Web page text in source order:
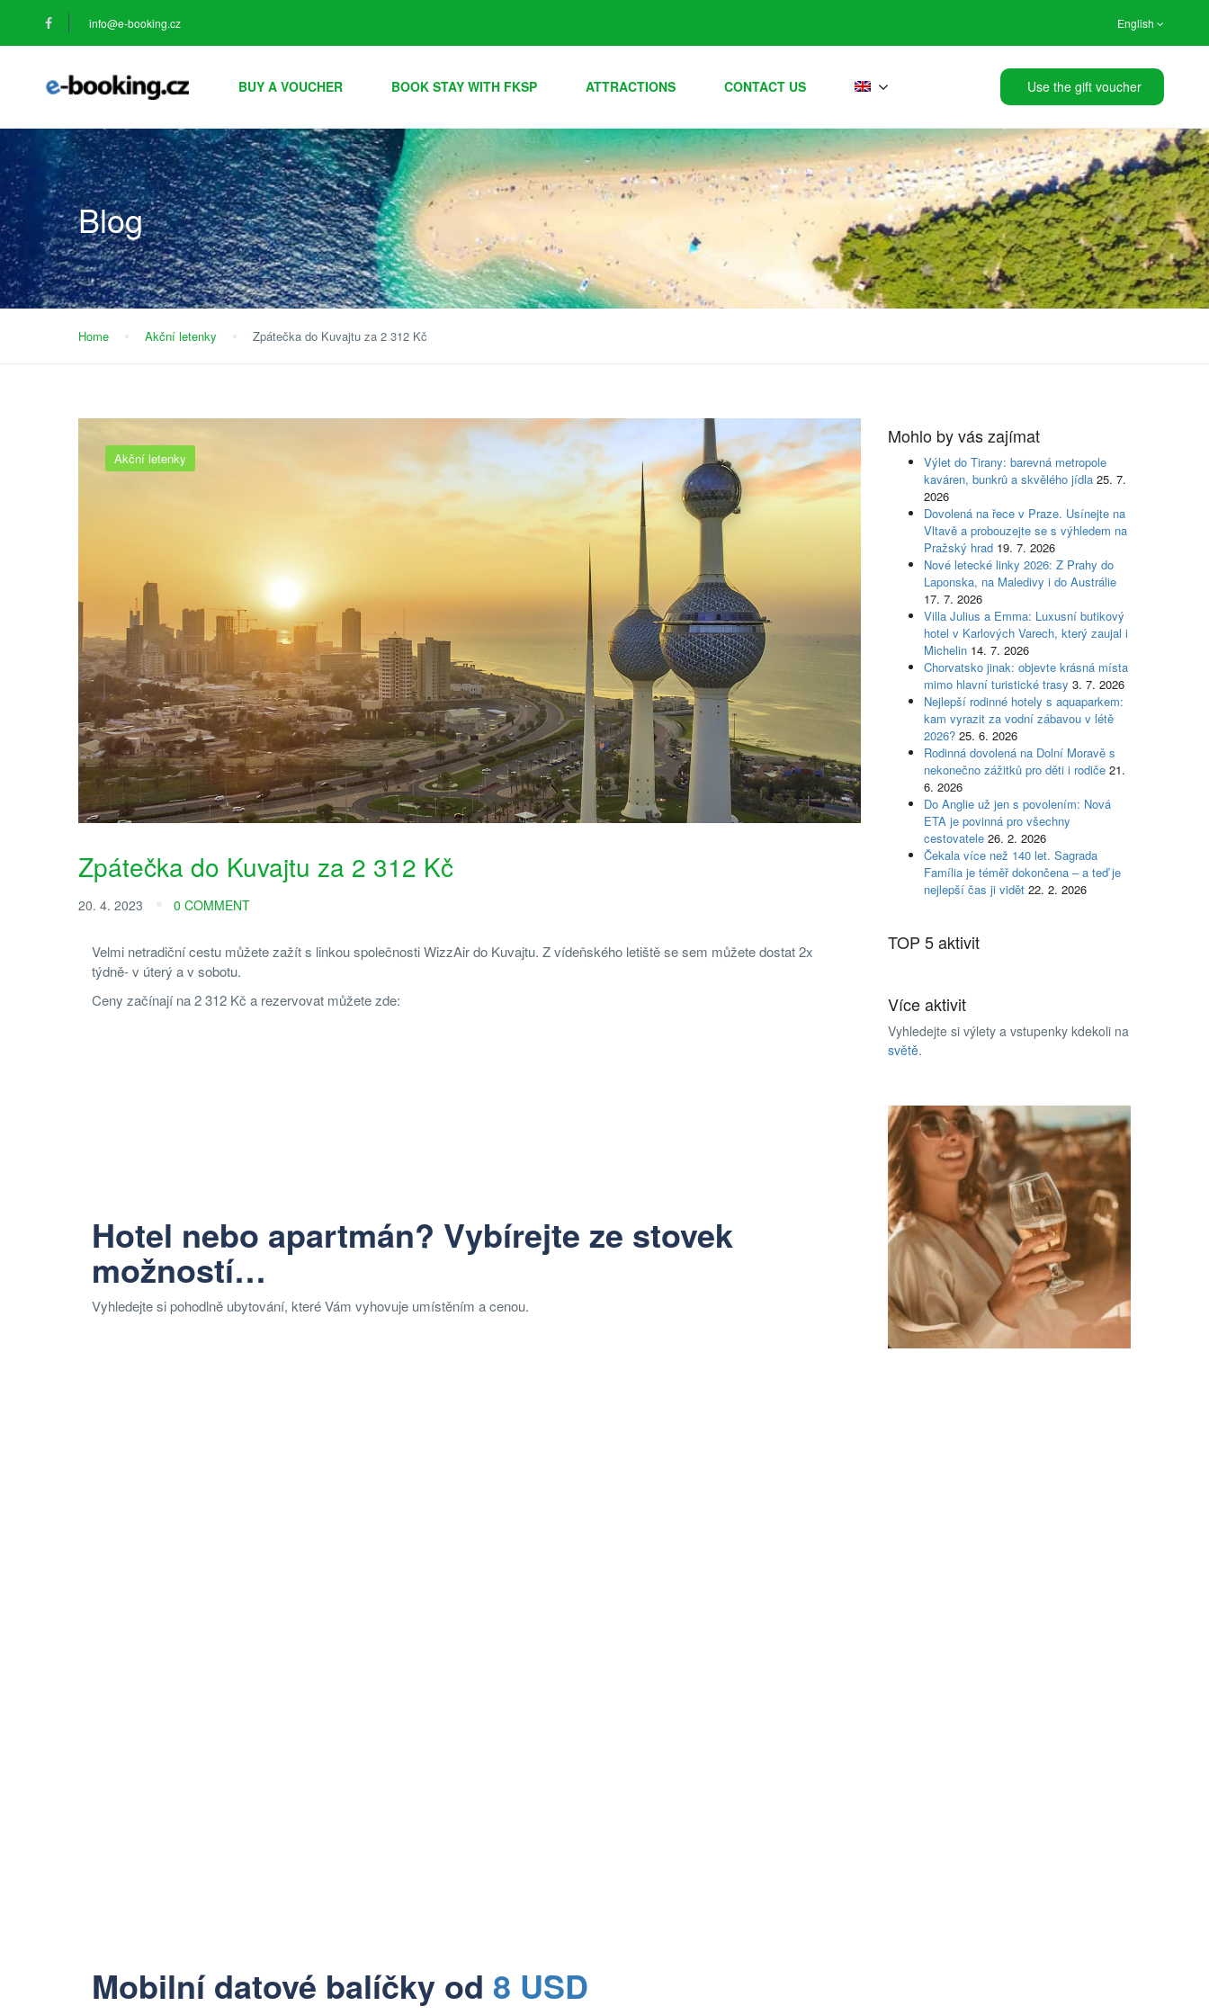
info@e-booking.cz English
BUY A VOUCHER BOOK STAY WITH FKSP ATTRACTIONS CONTACT US Use the gift voucher
Blog
Home Akční letenky Zpátečka do Kuvajtu za 2 312 Kč
Akční letenky
Zpátečka do Kuvajtu za 2 312 Kč
20. 4. 2023 0 COMMENT
Velmi netradiční cestu můžete zažít s linkou společnosti WizzAir do Kuvajtu. Z vídeňského letiště se sem můžete dostat 2x
týdně- v úterý a v sobotu.
Ceny začínají na 2 312 Kč a rezervovat můžete zde:
Hotel nebo apartmán? Vybírejte ze stovek
možností…
Vyhledejte si pohodlně ubytování, které Vám vyhovuje umístěním a cenou.
Mobilní datové balíčky od 8 USD
Mohlo by vás zajímat
Výlet do Tirany: barevná metropole
kaváren, bunkrů a skvělého jídla 25. 7.
2026
Dovolená na řece v Praze. Usínejte na
Vltavě a probouzejte se s výhledem na
Pražský hrad 19. 7. 2026
Nové letecké linky 2026: Z Prahy do
Laponska, na Maledivy i do Austrálie
17. 7. 2026
Villa Julius a Emma: Luxusní butikový
hotel v Karlových Varech, který zaujal i
Michelin 14. 7. 2026
Chorvatsko jinak: objevte krásná místa
mimo hlavní turistické trasy 3. 7. 2026
Nejlepší rodinné hotely s aquaparkem:
kam vyrazit za vodní zábavou v létě
2026? 25. 6. 2026
Rodinná dovolená na Dolní Moravě s
nekonečno zážitků pro děti i rodiče 21.
6. 2026
Do Anglie už jen s povolením: Nová
ETA je povinná pro všechny
cestovatele 26. 2. 2026
Čekala více než 140 let. Sagrada
Família je téměř dokončena – a teď je
nejlepší čas ji vidět 22. 2. 2026
TOP 5 aktivit
Více aktivit
Vyhledejte si výlety a vstupenky kdekoli na
světě.